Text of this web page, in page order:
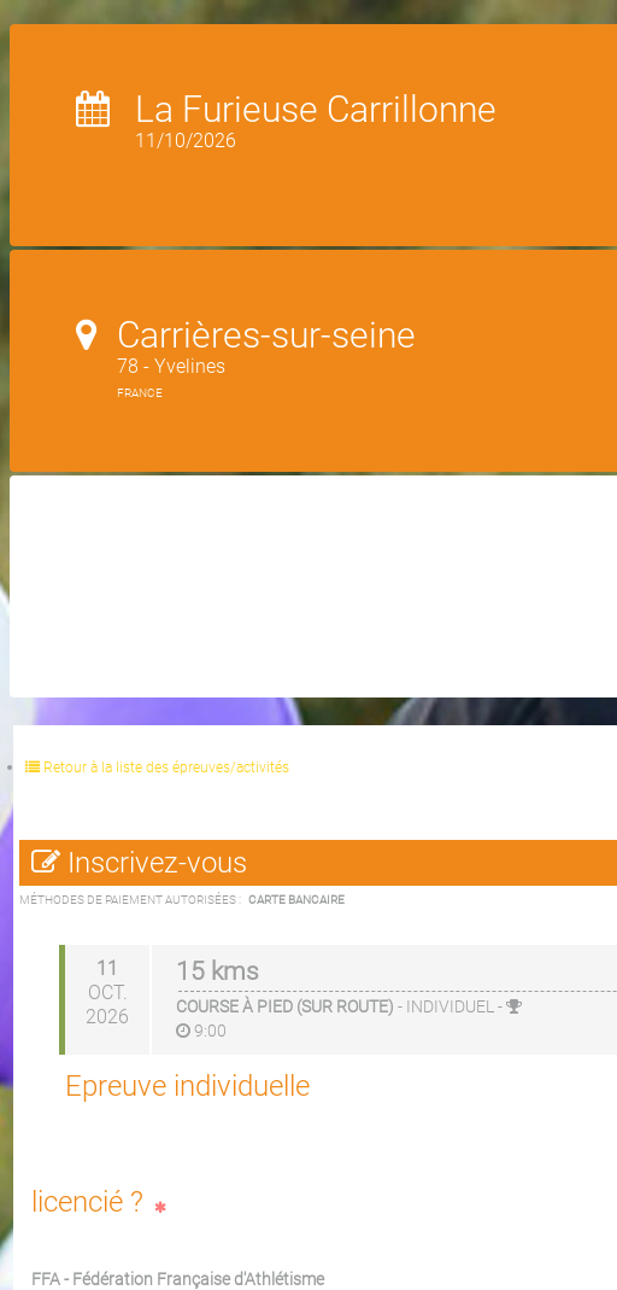
La Furieuse Carrillonne
11/10/2026
Carrières-sur-seine
78 - Yvelines
FRANCE
Retour à la liste des épreuves/activités
Inscrivez-vous
MÉTHODES DE PAIEMENT AUTORISÉES : CARTE BANCAIRE
11
OCT.
2026
15 kms
COURSE À PIED (SUR ROUTE) - INDIVIDUEL -
9:00
Epreuve individuelle
licencié ?
FFA - Fédération Française d'Athlétisme